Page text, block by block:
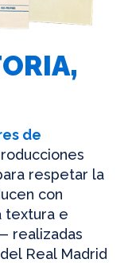
de
respetar la
con
textura e
realizadas
Real Madrid